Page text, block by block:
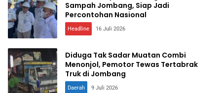
Sampah Jombang, Siap Jadi
Percontohan Nasional
Headline 16 Juli 2026
Diduga Tak Sadar Muatan Combi
Menonjol, Pemotor Tewas Tertabrak
Truk di Jombang
Daerah 9 Juli 2026